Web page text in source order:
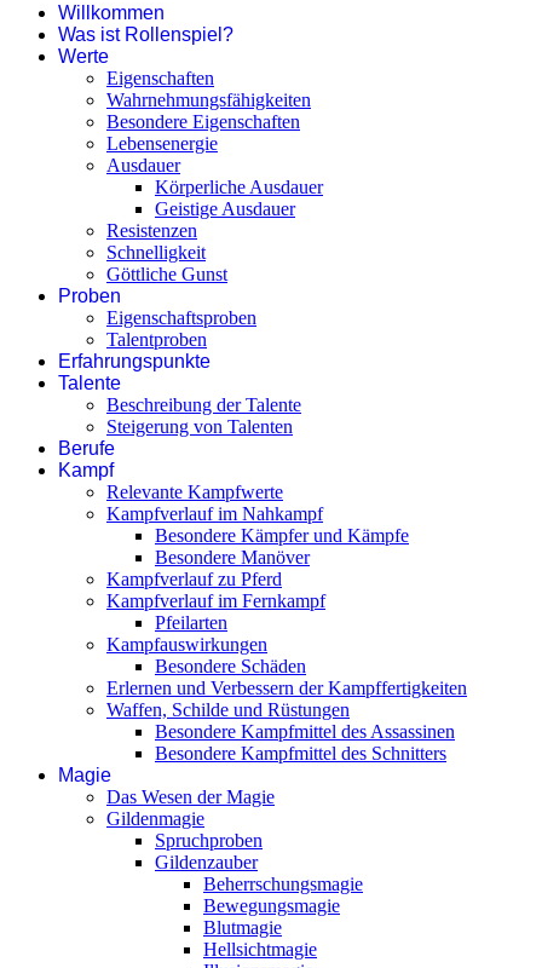
Willkommen
Was ist Rollenspiel?
Werte
Eigenschaften
Wahrnehmungsfähigkeiten
Besondere Eigenschaften
Lebensenergie
Ausdauer
Körperliche Ausdauer
Geistige Ausdauer
Resistenzen
Schnelligkeit
Göttliche Gunst
Proben
Eigenschaftsproben
Talentproben
Erfahrungspunkte
Talente
Beschreibung der Talente
Steigerung von Talenten
Berufe
Kampf
Relevante Kampfwerte
Kampfverlauf im Nahkampf
Besondere Kämpfer und Kämpfe
Besondere Manöver
Kampfverlauf zu Pferd
Kampfverlauf im Fernkampf
Pfeilarten
Kampfauswirkungen
Besondere Schäden
Erlernen und Verbessern der Kampffertigkeiten
Waffen, Schilde und Rüstungen
Besondere Kampfmittel des Assassinen
Besondere Kampfmittel des Schnitters
Magie
Das Wesen der Magie
Gildenmagie
Spruchproben
Gildenzauber
Beherrschungsmagie
Bewegungsmagie
Blutmagie
Hellsichtmagie